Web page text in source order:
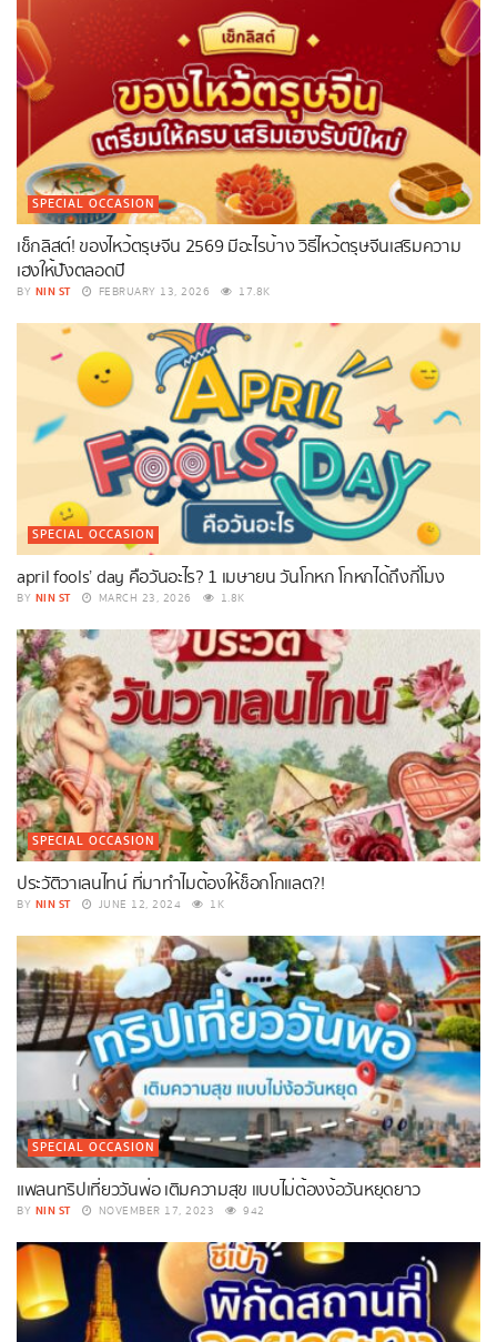
SPECIAL OCCASION
เช็กลิสต์! ของไหว้ตรุษจีน 2569 มีอะไรบ้าง วิธีไหว้ตรุษจีนเสริมความ
เฮงให้ปังตลอดปี
BY NIN ST FEBRUARY 13, 2026 17.8K
SPECIAL OCCASION
april fools’ day คือวันอะไร? 1 เมษายน วันโกหก โกหกได้ถึงกี่โมง
BY NIN ST MARCH 23, 2026 1.8K
SPECIAL OCCASION
ประวัติวาเลนไทน์ ที่มาทำไมต้องให้ช็อกโกแลต?!
BY NIN ST JUNE 12, 2024 1K
SPECIAL OCCASION
แพลนทริปเที่ยววันพ่อ เติมความสุข แบบไม่ต้องง้อวันหยุดยาว
BY NIN ST NOVEMBER 17, 2023 942